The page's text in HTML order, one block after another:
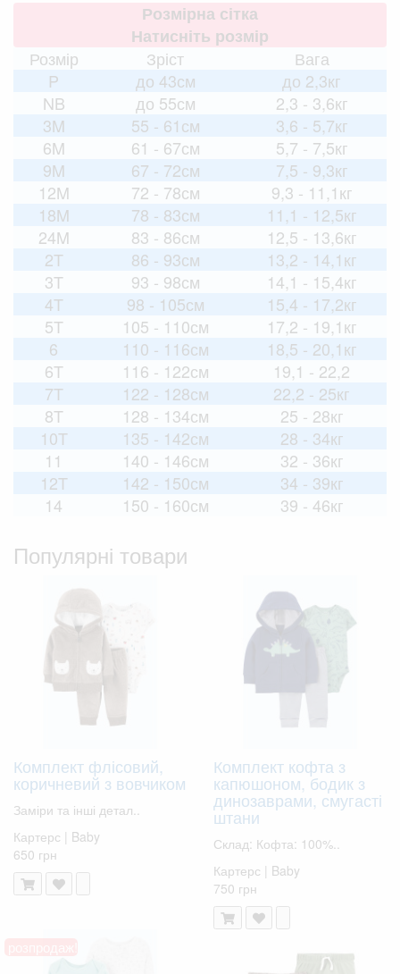
Розмірна сітка
Натисніть розмір
Розмір
Зріст
Вага
P
до 43см
до 2,3кг
NB
до 55см
2,3 - 3,6кг
3M
55 - 61см
3,6 - 5,7кг
6M
61 - 67см
5,7 - 7,5кг
9M
67 - 72см
7,5 - 9,3кг
12M
72 - 78см
9,3 - 11,1кг
18M
78 - 83см
11,1 - 12,5кг
24M
83 - 86см
12,5 - 13,6кг
2T
86 - 93см
13,2 - 14,1кг
3T
93 - 98см
14,1 - 15,4кг
4T
98 - 105см
15,4 - 17,2кг
5T
105 - 110см
17,2 - 19,1кг
6
110 - 116см
18,5 - 20,1кг
6T
116 - 122см
19,1 - 22,2
7T
122 - 128см
22,2 - 25кг
8T
128 - 134см
25 - 28кг
10T
135 - 142см
28 - 34кг
11
140 - 146см
32 - 36кг
12T
142 - 150см
34 - 39кг
14
150 - 160см 39 - 46кг
Популярні товари
Комплект флісовий,
коричневий з вовчиком
Заміри та інші детал..
Картерс | Baby
650 грн
Комплект кофта з
капюшоном, бодик з
динозаврами, смугасті
штани
Склад: Кофта: 100%..
Картерс | Baby
750 грн